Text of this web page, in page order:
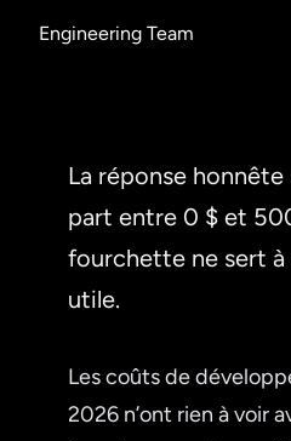
Engineering Team
La réponse
part entre 0 $ et
fourchette ne sert à
utile.
Les coûts de
2026 n’ont rien à voir